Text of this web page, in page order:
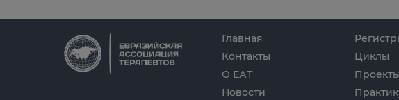
Главная
О ЕАТ
Новости
Циклы
Контакты